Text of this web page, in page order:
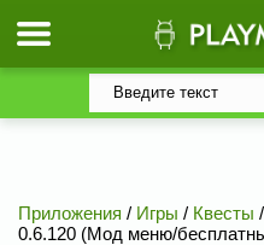
Приложения / Игры / Квесты
0.6.120 (Мод меню/